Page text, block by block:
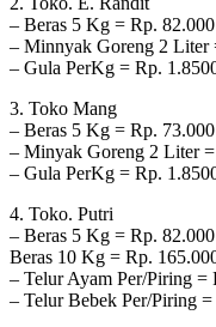
– Beras 5 Kg = Rp. 82.000
– Minnyak Goreng 2 Liter
– Gula PerKg = Rp.
3. Toko Mang
– Beras 5 Kg = Rp.
– Minyak Goreng 2 Liter
– Gula PerKg = Rp.
4. Toko. Putri
– Beras 5 Kg = Rp. 82.000
Beras 10 Kg = Rp.
– Telur Ayam Per/Piring =
– Telur Bebek Per/Piring